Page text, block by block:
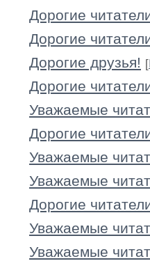
Дорогие
Дорогие
Дорогие друзья! [
Дорогие
Уважаемые
Дорогие
Уважаемые
Уважаемые
Дорогие
Уважаемые
Уважаемые